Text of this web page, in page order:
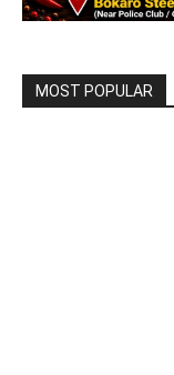
MOST POPULAR